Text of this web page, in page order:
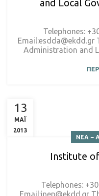
and Local
Telephones:
Administration and
13
ΜΑΪ
2013
ΝΕΑ –
Institute
Telephones:
Email:inep@ekdd.gr